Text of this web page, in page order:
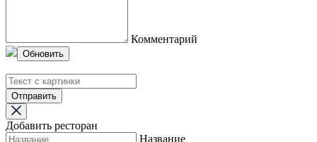
Комментарий
Обновить
Отправить
Добавить ресторан
Название